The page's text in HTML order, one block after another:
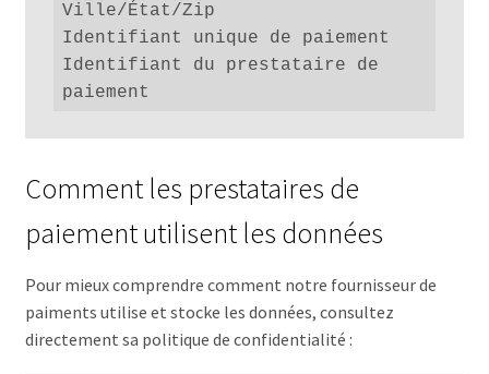
Ville/État/Zip
Identifiant unique de paiement
Identifiant du prestataire de
paiement
Comment les prestataires de
paiement utilisent les données
Pour mieux comprendre comment notre fournisseur de
paiments utilise et stocke les données, consultez
directement sa politique de confidentialité :